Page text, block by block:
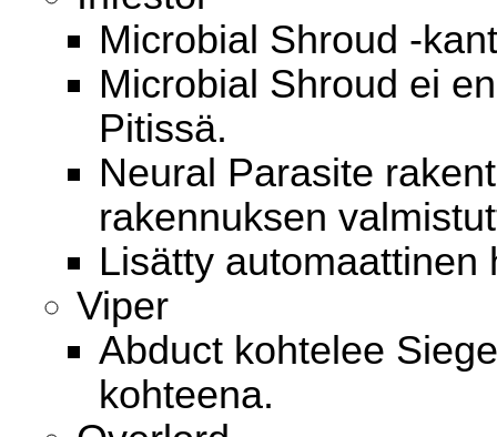
Microbial Shroud -
Microbial Shroud ei
Pitissä.
Neural Parasite
rakennuksen
Lisätty automaattinen
Viper
Abduct kohtelee
kohteena.